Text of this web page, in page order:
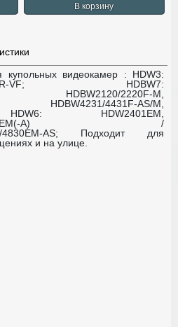
В корзину
купольных видеокамер : HDW3:
VF; HDBW7:
HDBW2120/2220F-M,
M), HDBW4231/4431F-AS/M,
HDW2401EM,
1220/2221EM(-A) /
AS;
Подходит для
и на улице.